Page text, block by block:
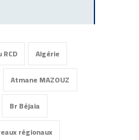
Algérie
Atmane MAZOUZ
Br Béjaia
régionaux